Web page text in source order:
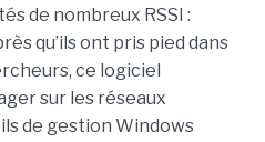
de nombreux RSSI :
qu’ils ont pris pied dans
ce logiciel
sur les réseaux
de gestion Windows